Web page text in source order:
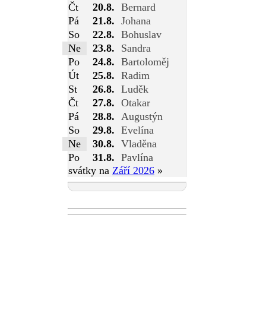
Čt
20.8. Bernard
Pá
21.8. Johana
So
22.8. Bohuslav
Ne
23.8.
Sandra
Po
24.8. Bartoloměj
Út
25.8. Radim
St
26.8. Luděk
Čt
27.8. Otakar
Pá
28.8.
Augustýn
So
29.8. Evelína
Ne
30.8. Vladěna
Po
31.8. Pavlína
svátky na Září 2026 »